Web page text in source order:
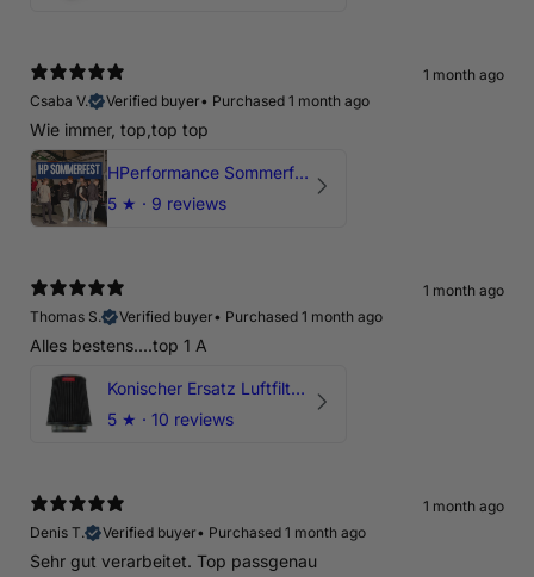
1 month ago
Csaba V.
Verified buyer• Purchased 1 month ago
Wie immer, top,top top
HPerformance Sommerfest 2026
5 ★ · 9 reviews
1 month ago
Thomas S.
Verified buyer• Purchased 1 month ago
Alles bestens....top 1 A
Konischer Ersatz Luftfilter Pilz - 4" & 5" Offene Ansaugung
5 ★ · 10 reviews
1 month ago
Denis T.
Verified buyer• Purchased 1 month ago
Sehr gut verarbeitet. Top passgenau